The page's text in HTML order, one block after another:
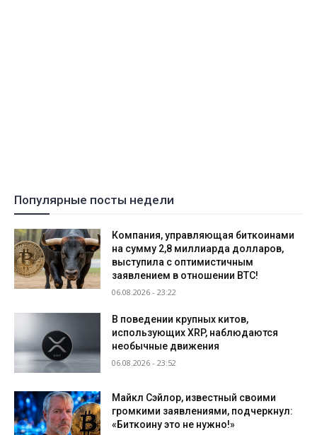
Популярные посты недели
Компания, управляющая биткоинами
на сумму 2,8 миллиарда долларов,
выступила с оптимистичным
заявлением в отношении BTC!
06.08.2026 - 23:22
В поведении крупных китов,
использующих XRP, наблюдаются
необычные движения
06.08.2026 - 23:52
Майкл Сэйлор, известный своими
громкими заявлениями, подчеркнул:
«Биткоину это не нужно!»